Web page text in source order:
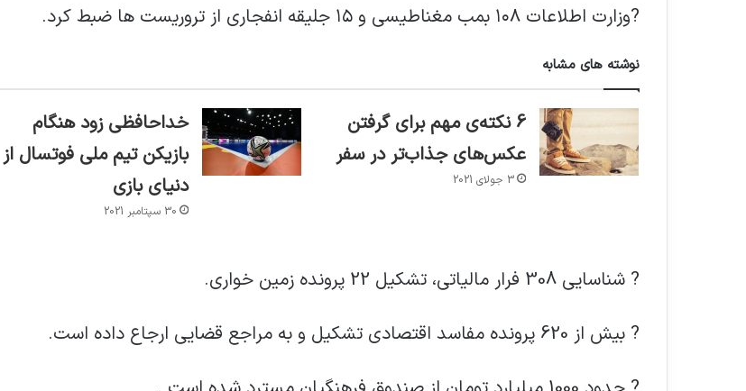
?وزارت اطلاعات ۱۰۸ بمب مغناطیسی و ۱۵ جلیقه انفجاری از تروریست ها ضبط کرد.
نوشته های مشابه
6 نکته‌ی مهم برای گرفتن
عکس‌های جذاب‌تر در سفر
3 جولای 2021
خداحافظی زود هنگام
بازیکن تیم ملی فوتسال از
دنیای بازی
30 سپتامبر 2021
? شناسایی 308 فرار مالیاتی، تشکیل 22 پرونده زمین خواری.
? بیش از 620 پرونده مفاسد اقتصادی تشکیل و به مراجع قضایی ارجاع داده است.